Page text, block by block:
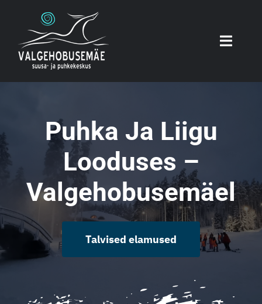
content
Toggle
Tegevused
Teenused
Uudised
Meist
Puhka Ja Liigu
Looduses –
Valgehobusemäel
Talvised elamused